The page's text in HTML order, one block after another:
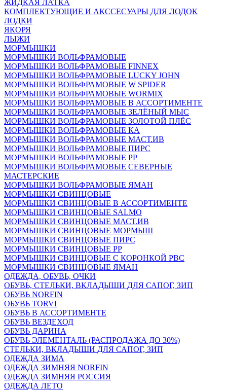
ЖИДКАЯ ЛАТКА
КОМПЛЕКТУЮЩИЕ И АКССЕСУАРЫ ДЛЯ ЛОДОК
ЛОДКИ
ЯКОРЯ
ЛЫЖИ
МОРМЫШКИ
МОРМЫШКИ ВОЛЬФРАМОВЫЕ
МОРМЫШКИ ВОЛЬФРАМОВЫЕ FINNEX
МОРМЫШКИ ВОЛЬФРАМОВЫЕ LUCKY JOHN
МОРМЫШКИ ВОЛЬФРАМОВЫЕ W SPIDER
МОРМЫШКИ ВОЛЬФРАМОВЫЕ WORMIX
МОРМЫШКИ ВОЛЬФРАМОВЫЕ В АССОРТИМЕНТЕ
МОРМЫШКИ ВОЛЬФРАМОВЫЕ ЗЕЛЁНЫЙ МЫС
МОРМЫШКИ ВОЛЬФРАМОВЫЕ ЗОЛОТОЙ ПЛЁС
МОРМЫШКИ ВОЛЬФРАМОВЫЕ КА
МОРМЫШКИ ВОЛЬФРАМОВЫЕ МАСТ.ИВ
МОРМЫШКИ ВОЛЬФРАМОВЫЕ ПИРС
МОРМЫШКИ ВОЛЬФРАМОВЫЕ РР
МОРМЫШКИ ВОЛЬФРАМОВЫЕ СЕВЕРНЫЕ
МАСТЕРСКИЕ
МОРМЫШКИ ВОЛЬФРАМОВЫЕ ЯМАН
МОРМЫШКИ СВИНЦОВЫЕ
МОРМЫШКИ СВИНЦОВЫЕ В АССОРТИМЕНТЕ
МОРМЫШКИ СВИНЦОВЫЕ SALMO
МОРМЫШКИ СВИНЦОВЫЕ МАСТ.ИВ
МОРМЫШКИ СВИНЦОВЫЕ МОРМЫШ
МОРМЫШКИ СВИНЦОВЫЕ ПИРС
МОРМЫШКИ СВИНЦОВЫЕ РР
МОРМЫШКИ СВИНЦОВЫЕ С КОРОНКОЙ РВС
МОРМЫШКИ СВИНЦОВЫЕ ЯМАН
ОДЕЖДА, ОБУВЬ, ОЧКИ
ОБУВЬ, СТЕЛЬКИ, ВКЛАДЫШИ ДЛЯ САПОГ, ЗИП
ОБУВЬ NORFIN
ОБУВЬ TORVI
ОБУВЬ В АССОРТИМЕНТЕ
ОБУВЬ ВЕЗДЕХОД
ОБУВЬ ДАРИНА
ОБУВЬ ЭЛЕМЕНТАЛЬ (РАСПРОДАЖА ДО 30%)
СТЕЛЬКИ, ВКЛАДЫШИ ДЛЯ САПОГ, ЗИП
ОДЕЖДА ЗИМА
ОДЕЖДА ЗИМНЯЯ NORFIN
ОДЕЖДА ЗИМНЯЯ РОССИЯ
ОДЕЖДА ЛЕТО